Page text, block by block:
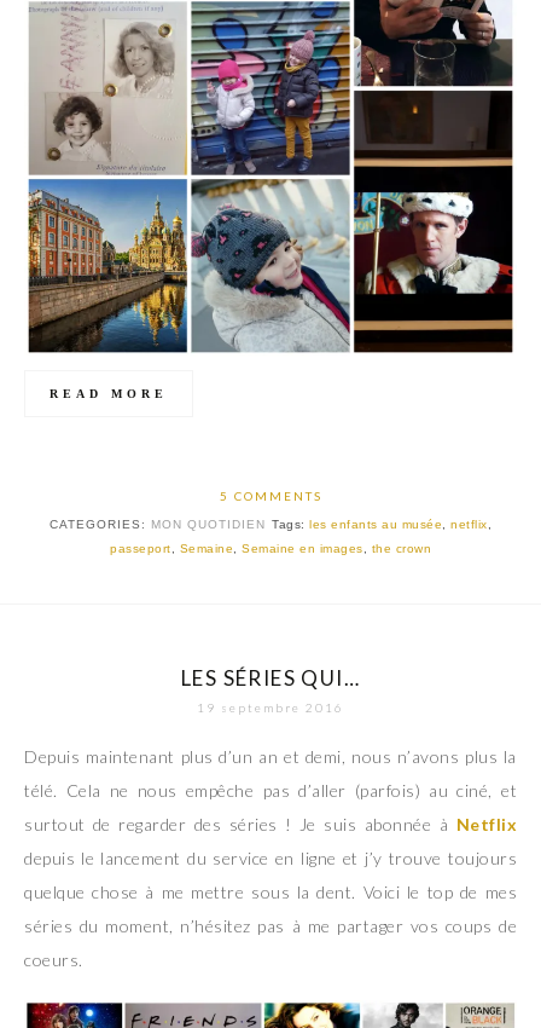
READ MORE
5 COMMENTS
CATEGORIES: MON QUOTIDIEN Tags: les enfants au musée netflix
passeport
Semaine Semaine en images the crown
LES SÉRIES QUI…
19 septembre 2016
Depuis maintenant plus d’un an et demi, nous n’avons plus la
télé. Cela ne nous empêche pas d’aller (parfois) au ciné, et
surtout de regarder des séries ! Je suis abonnée à Netflix
depuis le lancement du service en ligne et j’y trouve toujours
quelque chose à me mettre sous la dent. Voici le top de mes
séries du moment, n’hésitez pas à me partager vos coups de
coeurs.